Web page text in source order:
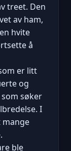
treet. Den
av ham,
hvite
å
er litt
og
søker
I
mange
ble